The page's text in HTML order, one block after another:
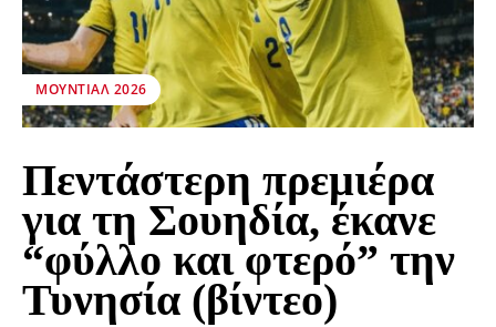
ΜΟΥΝΤΙΆΛ 2026
Πεντάστερη πρεμιέρα
για τη Σουηδία, έκανε
“φύλλο και φτερό” την
Τυνησία (βίντεο)